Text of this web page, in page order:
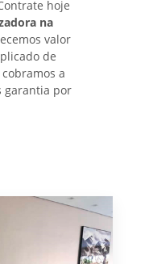
hoje
na
valor
de
a
garantia por